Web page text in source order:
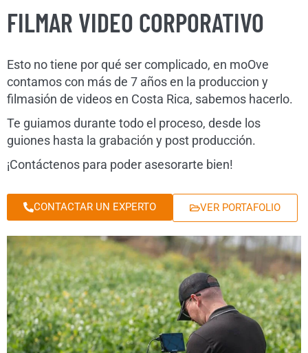
FILMAR VIDEO CORPORATIVO
Esto no tiene por qué ser complicado, en moOve
contamos con más de 7 años en la produccion y
filmasión de videos en Costa Rica, sabemos hacerlo.
Te guiamos durante todo el proceso, desde los
guiones hasta la grabación y post producción.
¡Contáctenos para poder asesorarte bien!
CONTACTAR UN EXPERTO VER PORTAFOLIO